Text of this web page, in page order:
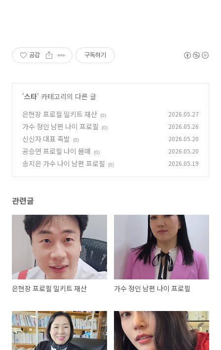
공감 구독하기
'스타' 카테고리의 다른 글
은현장 프로필 밀키트 재산 (0) 2026.05.27
가수 정인 남편 나이 프로필 (0) 2026.05.26
신신자 대표 족발 (0) 2026.05.20
공승연 프로필 나이 몸매 (0) 2026.05.20
송지은 가수 나이 남편 프로필 (0) 2026.05.19
관련글
은현장 프로필 밀키트 재산 가수 정인 남편 나이 프로필